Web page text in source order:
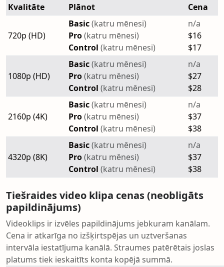
Kvalitāte
Plānot Cena
720p (HD)
Basic(katru mēnesi)
Pro(katru mēnesi)
Control (katru mēnesi)
n/a
$16
$17
1080p (HD)
Basic(katru mēnesi)
Pro(katru mēnesi)
Control (katru mēnesi)
n/a
$27
$28
2160p (4K)
Basic(katru mēnesi)
Pro(katru mēnesi)
Control (katru mēnesi)
n/a
$37
$38
4320p (8K)
Basic(katru mēnesi)
Pro(katru mēnesi)
Control (katru mēnesi)
n/a
$37
$38
Tiešraides video klipa cenas (neobligāts
papildinājums)
Videoklips ir izvēles papildinājums jebkuram kanālam.
Cena ir atkarīga no izšķirtspējas un uztveršanas
intervāla iestatījuma kanālā. Straumes patērētais joslas
platums tiek ieskaitīts konta kopējā summā.